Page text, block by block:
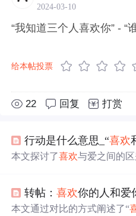
2024-03-10
“我知道三个人喜欢你” - “
给本帖投票
22 回复 打赏
行动是什么意思_“喜欢
本文探讨了喜欢与爱之间的
转帖：喜欢你的人和爱
本文通过对比的方式阐述了“